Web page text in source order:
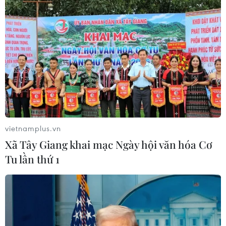
Tây Ninh: Tạo điều kiện hình thành
doanh nghiệp công nghệ chiến lược
06/08/2026 04:45
Việt Nam hướng tới làm
chủ 10 công nghệ lõi vào năm 2030
06/08/2026 04:38
Ngày An ninh mạng Việt Nam: Kiến
tạo không gian mạng an toàn, nhân
06/08/2026 02:49
vietnamplus.vn
Xã Tây Giang khai mạc Ngày hội văn hóa Cơ
Tu lần thứ 1